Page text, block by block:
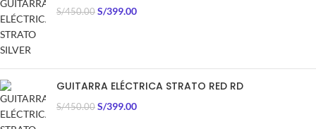
S/450.00 S/399.00
GUITARRA ELÉCTRICA STRATO RED RD
S/450.00 S/399.00